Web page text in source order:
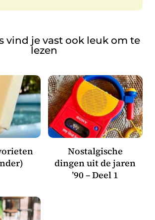
vind je vast ook leuk om te
lezen
Nostalgische
dingen uit de jaren
’90 – Deel 1